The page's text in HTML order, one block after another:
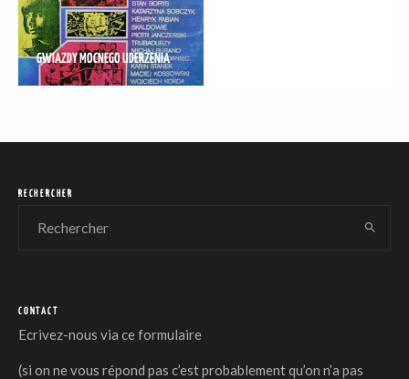
GWIAZDY MOCNEGO UDERZENIA
RECHERCHER
CONTACT
Ecrivez-nous via ce formulaire
(si on ne vous répond pas c’est probablement qu’on n’a pas